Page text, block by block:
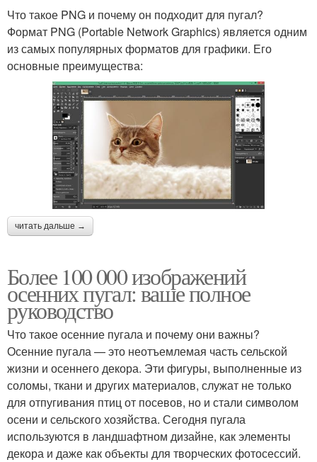
Что такое PNG и почему он подходит для пугал?
Формат PNG (Portable Network Graphics) является одним
из самых популярных форматов для графики. Его
основные преимущества:
читать дальше →
Более 100 000 изображений
осенних пугал: ваше полное
руководство
Что такое осенние пугала и почему они важны?
Осенние пугала — это неотъемлемая часть сельской
жизни и осеннего декора. Эти фигуры, выполненные из
соломы, ткани и других материалов, служат не только
для отпугивания птиц от посевов, но и стали символом
осени и сельского хозяйства. Сегодня пугала
используются в ландшафтном дизайне, как элементы
декора и даже как объекты для творческих фотосессий.